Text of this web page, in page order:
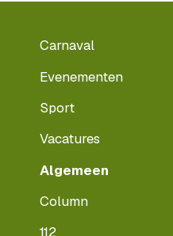
Carnaval
Evenementen
Sport
Vacatures
Algemeen
Column
112